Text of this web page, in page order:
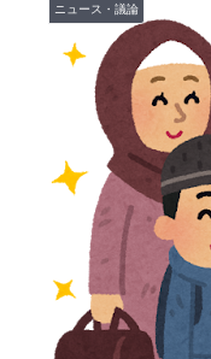
う」
韓国人「日本でヤ
なる…」
韓国人「日本の
統がこちら・・・
日本人「敷地内に
されててウケた
イ人の反応】
▶ 海外「お前らの
「エスカレータ
ニュース・議論